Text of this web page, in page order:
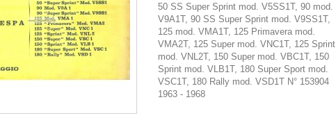
50 SS Super Sprint mod. V5SS1T, 90 mod.
V9A1T, 90 SS Super Sprint mod. V9SS1T,
125 mod. VMA1T, 125 Primavera mod.
VMA2T, 125 Super mod. VNC1T, 125 Sprint
mod. VNL2T, 150 Super mod. VBC1T, 150
Sprint mod. VLB1T, 180 Super Sport mod.
VSC1T, 180 Rally mod. VSD1T N° 153904
1963 - 1968